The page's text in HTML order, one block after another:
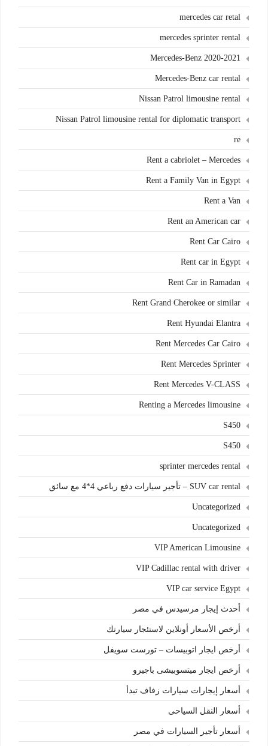
mercedes car retal
mercedes sprinter rental
Mercedes-Benz 2020-2021
Mercedes-Benz car rental
Nissan Patrol limousine rental
Nissan Patrol limousine rental for diplomatic transport
re
Rent a cabriolet – Mercedes
Rent a Family Van in Egypt
Rent a Van
Rent an American car
Rent Car Cairo
Rent car in Egypt
Rent Car in Ramadan
Rent Grand Cherokee or similar
Rent Hyundai Elantra
Rent Mercedes Car Cairo
Rent Mercedes Sprinter
Rent Mercedes V-CLASS
Renting a Mercedes limousine
S450
S450
sprinter mercedes rental
SUV car rental – تأجير سيارات دفع رباعي 4*4 مع سائق
Uncategorized
Uncategorized
VIP American Limousine
VIP Cadillac rental with driver
VIP car service Egypt
أحدث إيجار مرسيدس في مصر
أرخص الأسعار أونلاين لاستئجار سيارتك
أرخص ايجار اتوبيسات – تورست سويفل
أرخص ايجار ميتسوبيشى باجيرو
أسعار إيجارات سيارات زفاف تبدأ
أسعار النقل السياحى
أسعار تأجير السيارات في مصر